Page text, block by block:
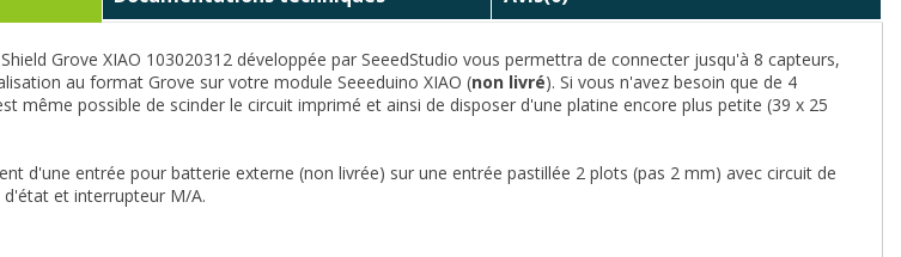
Grove XIAO 103020312 développée par SeeedStudio vous permettra de connecter jusqu'à 8 capteurs,
au format Grove sur votre module Seeeduino XIAO (non livré). Si vous n'avez besoin que de 4
même possible de scinder le circuit imprimé et ainsi de disposer d'une platine encore plus petite (39 x 25
d'une entrée pour batterie externe (non livrée) sur une entrée pastillée 2 plots (pas 2 mm) avec circuit de
et interrupteur M/A.